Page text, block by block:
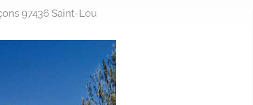
97436 Saint-Leu